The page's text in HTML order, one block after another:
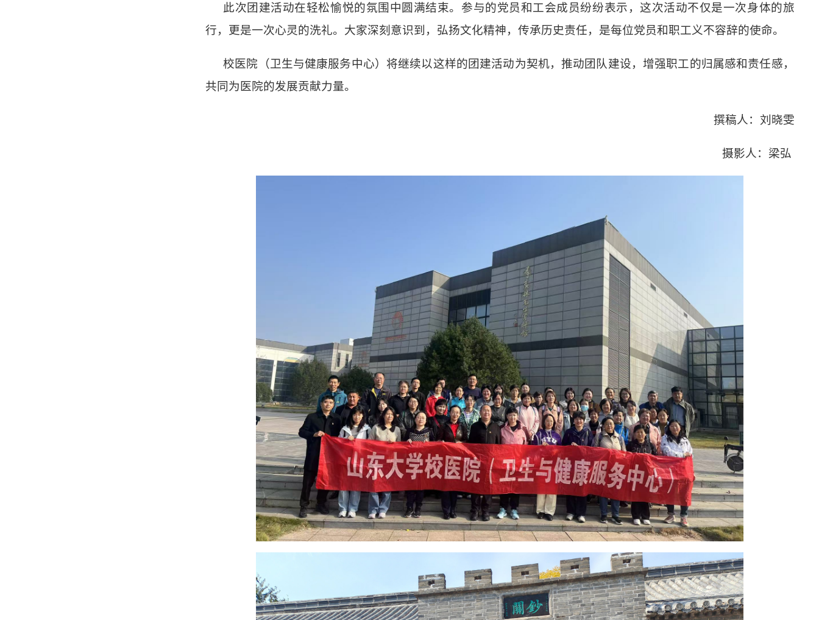
此次团建活动在轻松愉悦的氛围中圆满结束。参与的党员和工会成员纷纷表示，这次活动不仅是一次身体的旅
行，更是一次心灵的洗礼。大家深刻意识到，弘扬文化精神，传承历史责任，是每位党员和职工义不容辞的使命。
校医院（卫生与健康服务中心）将继续以这样的团建活动为契机，推动团队建设，增强职工的归属感和责任感，
共同为医院的发展贡献力量。
撰稿人：刘晓雯
摄影人：梁弘